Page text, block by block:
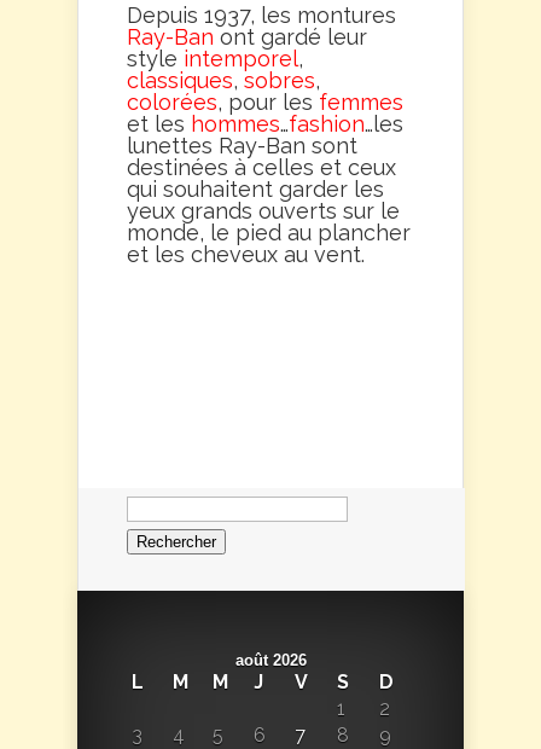
Depuis 1937, les montures
Ray-Ban ont gardé leur
style intemporel,
classiques, sobres,
colorées, pour les femmes
et les hommes…fashion…les
lunettes Ray-Ban sont
destinées à celles et ceux
qui souhaitent garder les
yeux grands ouverts sur le
monde, le pied au plancher
et les cheveux au vent.
Rechercher :
août 2026
L M M J V S
D
1
2
3
4 5 6 7 8
9